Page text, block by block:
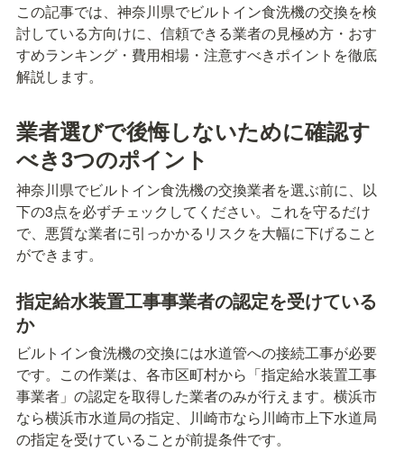
この記事では、神奈川県でビルトイン食洗機の交換を検
討している方向けに、信頼できる業者の見極め方・おす
すめランキング・費用相場・注意すべきポイントを徹底
解説します。
業者選びで後悔しないために確認す
べき3つのポイント
神奈川県でビルトイン食洗機の交換業者を選ぶ前に、以
下の3点を必ずチェックしてください。これを守るだけ
で、悪質な業者に引っかかるリスクを大幅に下げること
ができます。
指定給水装置工事事業者の認定を受けている
か
ビルトイン食洗機の交換には水道管への接続工事が必要
です。この作業は、各市区町村から「指定給水装置工事
事業者」の認定を取得した業者のみが行えます。横浜市
なら横浜市水道局の指定、川崎市なら川崎市上下水道局
の指定を受けていることが前提条件です。